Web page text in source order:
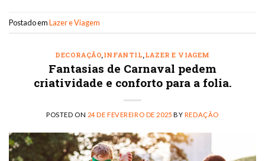
Postado emLazer e Viagem
DECORAÇÃO,INFANTIL,LAZER E VIAGEM
Fantasias de Carnaval pedem
criatividade e conforto para a folia.
POSTED ON 24 DE FEVEREIRO DE 2025 BY REDAÇÃO